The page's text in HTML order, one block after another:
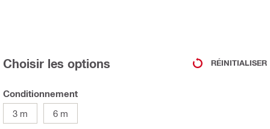
Choisir les options RÉINITIALISER
Conditionnement
3 m
6 m